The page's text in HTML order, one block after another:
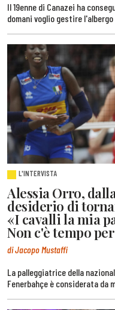
Il 19enne di Canazei ha
domani voglio gestire
L'INTERVISTA
Alessia Orro,
desiderio di
«I cavalli la mia
Non c'è tempo
di Jacopo Mustaffi
La palleggiatrice della
Fenerbahçe è considerata da